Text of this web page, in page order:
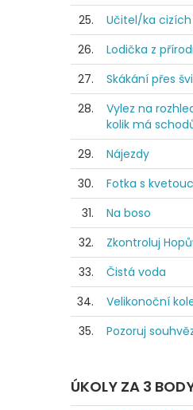
25.
Učitel/ka cizích
26.
Lodička z
27.
Skákání přes
28.
Vylez na
kolik má
29.
Nájezdy
30.
Fotka s
31.
Na boso
32.
Zkontroluj
33.
Čistá voda
34.
Velikonoční
35.
Pozoruj
ÚKOLY ZA 3